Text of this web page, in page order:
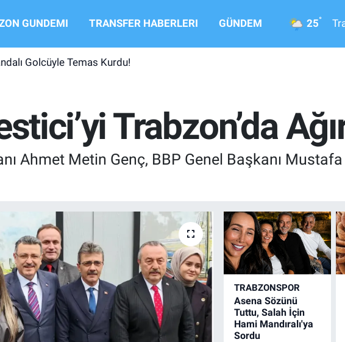
GUNDEMI TRANSFER HABERLERI GÜNDEM 25°
Golcüyle Temas Kurdu!
Trabzon’da
Ahmet Metin Genç, BBP Genel Başkanı Mustafa
TRABZONSPOR
Asena Sözünü
Tuttu, Salah İçin
Hami Mandıralı'ya
Sordu